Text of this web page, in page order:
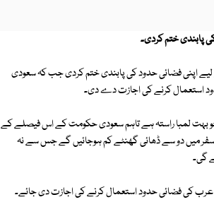
نے 70 سال بعد اسرائیل جانے کے لیے اپنی فضائی حدود کی پابندی ختم کردی جب کہ سعودی
حدود استعمال کرنے کی اجازت دے دی۔
جو بہت لمبا راستہ ہے تاہم سعودی حکومت کے اس فیصلے کے
سفر میں دو سے ڈھائی گھنٹے کم ہوجائیں گے جس سے نہ
گی۔
عرب کی فضائی حدود استعمال کرنے کی اجازت دی جائے۔